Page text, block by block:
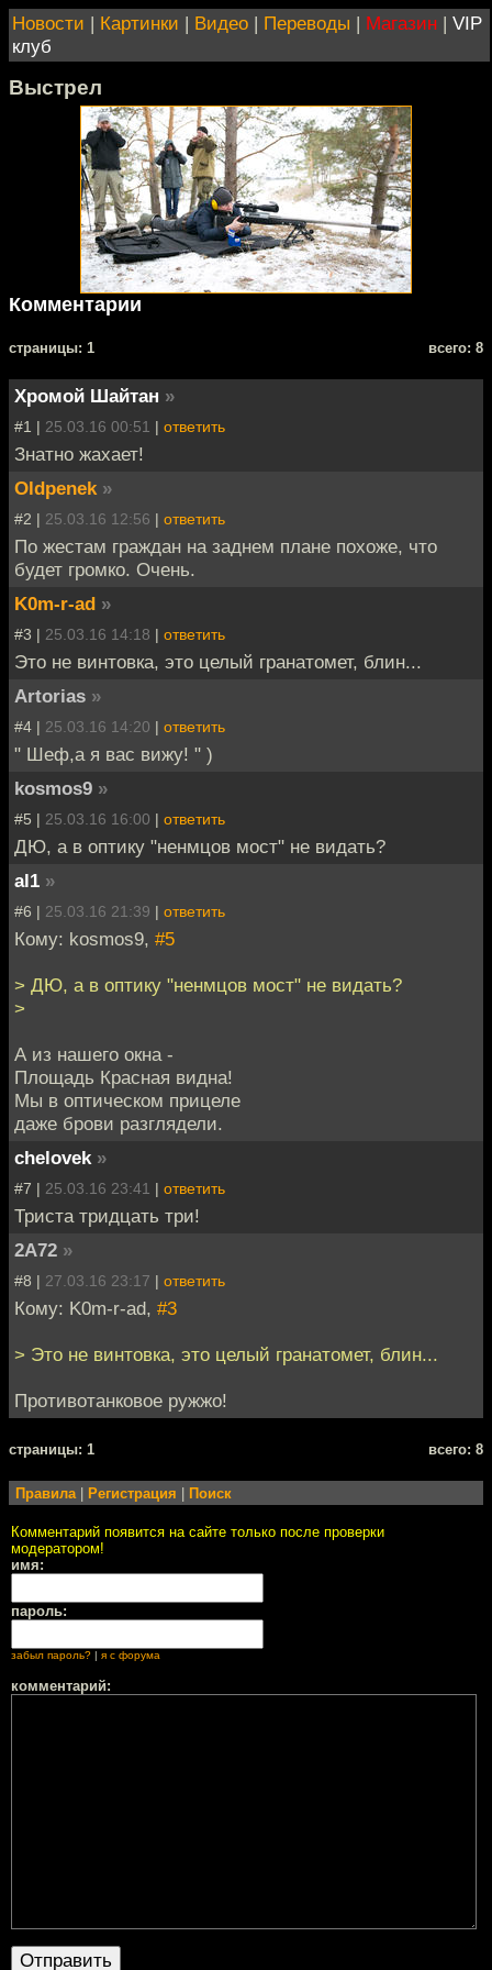
Новости | Картинки | Видео | Переводы | Магазин | VIP
клуб
Выстрел
Комментарии
cтраницы: 1 всего: 8
Хромой Шайтан »
#1 | 25.03.16 00:51 | ответить
Знатно жахает!
Oldpenek »
#2 | 25.03.16 12:56 | ответить
По жестам граждан на заднем плане похоже, что
будет громко. Очень.
K0m-r-ad »
#3 | 25.03.16 14:18 | ответить
Это не винтовка, это целый гранатомет, блин...
Artorias »
#4 | 25.03.16 14:20 | ответить
" Шеф,а я вас вижу! " )
kosmos9 »
#5 | 25.03.16 16:00 | ответить
ДЮ, а в оптику "ненмцов мост" не видать?
al1 »
#6 | 25.03.16 21:39 | ответить
Кому: kosmos9, #5
> ДЮ, а в оптику "ненмцов мост" не видать?
>
А из нашего окна -
Площадь Красная видна!
Мы в оптическом прицеле
даже брови разглядели.
chelovek »
#7 | 25.03.16 23:41 | ответить
Триста тридцать три!
2A72 »
#8 | 27.03.16 23:17 | ответить
Кому: K0m-r-ad, #3
> Это не винтовка, это целый гранатомет, блин...
Противотанковое ружжо!
cтраницы: 1 всего: 8
Правила| Регистрация Поиск
Комментарий появится на сайте только после проверки
модератором!
имя:
пароль:
забыл пароль? | я с форума
комментарий: